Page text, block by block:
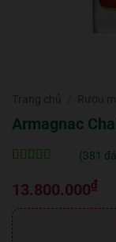
Armagnac
trên đánh
giá
(381
13.800.000₫